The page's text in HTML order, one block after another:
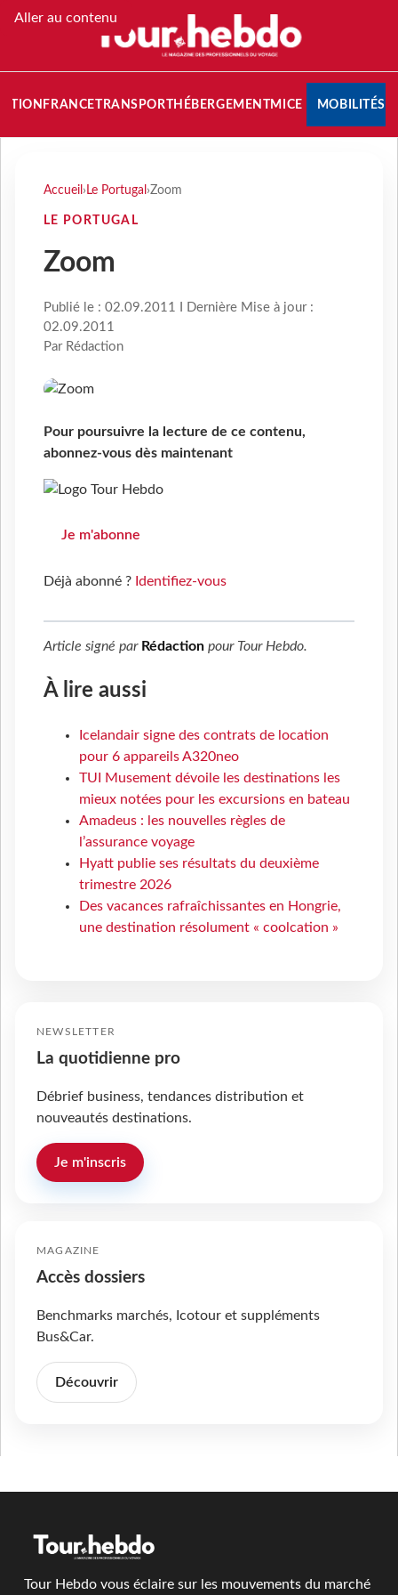
Aller au contenu
FRANCETRANSPORT HÉBERGEMENTMICE MOBILITÉS
Accueil › Le Portugal ›Zoom
LE PORTUGAL
Zoom
Publié le : 02.09.2011 I Dernière Mise à jour :
02.09.2011
Par Rédaction
Pour poursuivre la lecture de ce contenu,
abonnez-vous dès maintenant
Je m'abonne
Déjà abonné ? Identifiez-vous
Article signé par Rédaction pour Tour Hebdo.
À lire aussi
Icelandair signe des contrats de location
pour 6 appareils A320neo
TUI Musement dévoile les destinations les
mieux notées pour les excursions en bateau
Amadeus : les nouvelles règles de
l’assurance voyage
Hyatt publie ses résultats du deuxième
trimestre 2026
Des vacances rafraîchissantes en Hongrie,
une destination résolument « coolcation »
NEWSLETTER
La quotidienne pro
Débrief business, tendances distribution et
nouveautés destinations.
Je m'inscris
MAGAZINE
Accès dossiers
Benchmarks marchés, Icotour et suppléments
Bus&Car.
Découvrir
Tour Hebdo vous éclaire sur les mouvements du marché